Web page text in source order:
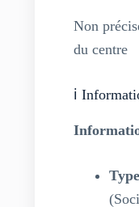
Non
du centre
ℹ️